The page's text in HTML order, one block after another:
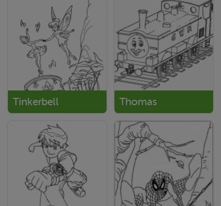
Tinkerbell Thomas